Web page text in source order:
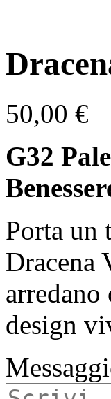
50,00 €
G32
Porta un
Dracena
arredano
design